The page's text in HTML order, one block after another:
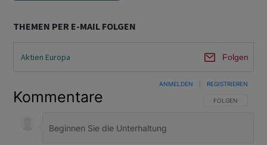
THEMEN PER E-MAIL FOLGEN
Aktien Europa Folgen
Kommentare FOLGE DIESER
FOLGEN
ANMELDEN REGISTRIEREN